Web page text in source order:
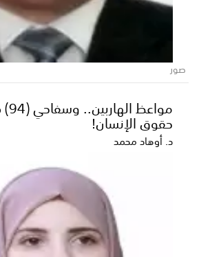
الرئيس الزبيدي وقوة التمسك
الوطنية الجنوبية
في كلمته التي وجهها إلى أبناء الشعب
الداخل وفي الخارج وإلى الامة العربيةصور
حقوق الإنسان!
د. أوهاد محمد